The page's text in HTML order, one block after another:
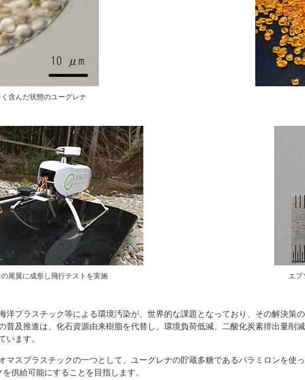
含んだ状態のユーグレナ
尾翼に成形し飛行テストを実施 エプ
洋プラスチック等による環境汚染が、世界的な課題となっており、その解決策
普及推進は、化石資源由来樹脂を代替し、環境負荷低減、二酸化炭素排出量削
います。
マスプラスチックの一つとして、ユーグレナの貯蔵多糖であるパラミロンを使
供給可能にすることを目指します。